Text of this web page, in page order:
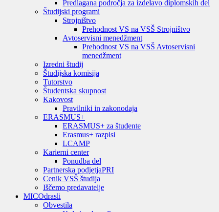
Predlagana področja za izdelavo diplomskih del
Študijski programi
Strojništvo
Prehodnost VS na VSŠ Strojništvo
Avtoservisni menedžment
Prehodnost VS na VSŠ Avtoservisni
menedžment
Izredni študij
Študijska komisija
Tutorstvo
Študentska skupnost
Kakovost
Pravilniki in zakonodaja
ERASMUS+
ERASMUS+ za študente
Erasmus+ razpisi
LCAMP
Karierni center
Ponudba del
Partnerska podjetjaPRI
Cenik VSŠ študija
Iščemo predavatelje
MICOdrasli
Obvestila